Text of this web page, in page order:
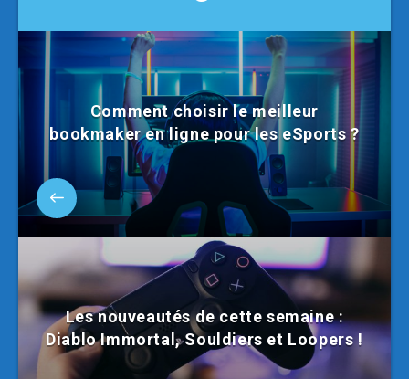
Comment choisir le meilleur
bookmaker en ligne pour les eSports ?
Les nouveautés de cette semaine :
Diablo Immortal, Souldiers et Loopers !